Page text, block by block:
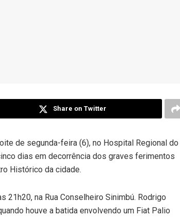
Share on Twitter
de segunda-feira (6), no Hospital Regional do
dias em decorrência dos graves ferimentos
Histórico da cidade.
21h20, na Rua Conselheiro Sinimbú. Rodrigo
houve a batida envolvendo um Fiat Palio